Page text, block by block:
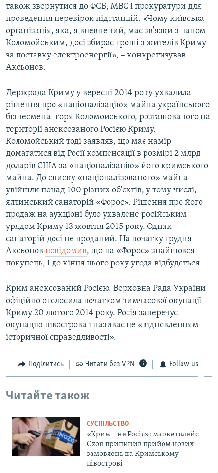
також звернутися до ФСБ, МВС і прокуратури для
проведення перевірок підстанцій. «Чому київська
організація, яка, я впевнений, має зв'язки з паном
Коломойським, досі збирає гроші з жителів Криму
за поставку електроенергії», – конкретизував
Аксьонов.
Держрада Криму у вересні 2014 року ухвалила
рішення про «націоналізацію» майна українського
бізнесмена Ігоря Коломойського, розташованого на
території анексованого Росією Криму.
Коломойський тоді заявляв, що має намір
домагатися від Росії компенсації в розмірі 2 млрд
доларів США за «націоналізацію» його кримського
майна. До списку «націоналізованого» майна
увійшли понад 100 різних об'єктів, у тому числі,
ялтинський санаторій «Форос». Рішення про його
продаж на аукціоні було ухвалене російським
урядом Криму 13 жовтня 2015 року. Однак
санаторій досі не проданий. На початку грудня
Аксьонов повідомив, що на «Форос» знайшовся
покупець, і до кінця цього року угода відбудеться.
Крим анексований Росією. Верховна Рада України
офіційно оголосила початком тимчасової окупації
Криму 20 лютого 2014 року. Росія заперечує
окупацію півострова і називає це «відновленням
історичної справедливості».
Поділитись Читати без VPN Follow us
Читайте також
СУСПІЛЬСТВО
«Крим – не Росія»: маркетплейс
Ozon припинив прийом нових
замовлень на Кримському
півострові